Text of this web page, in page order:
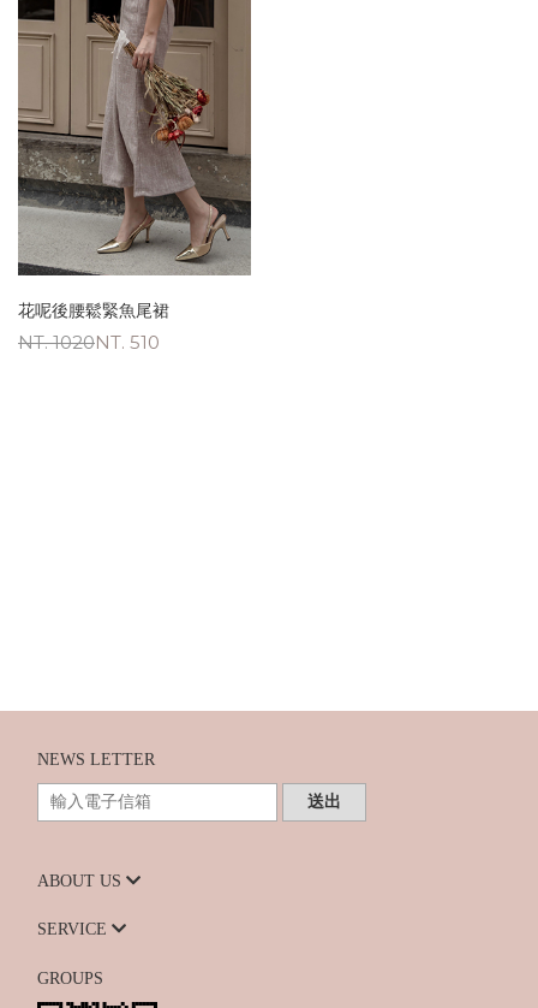
花呢後腰鬆緊魚尾裙
NT. 1020NT. 510
NEWS LETTER
送出
ABOUT US
SERVICE
GROUPS